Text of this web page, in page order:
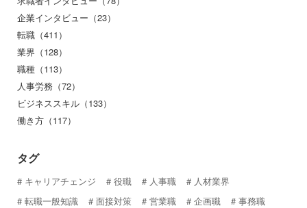
企業インタビュー（23）
転職（411）
業界（128）
職種（113）
人事労務（72）
ビジネススキル（133）
働き方（117）
タグ
キャリアチェンジ 役職 人事職
人材業界
転職一般知識
面接対策 営業職 企画職
事務職